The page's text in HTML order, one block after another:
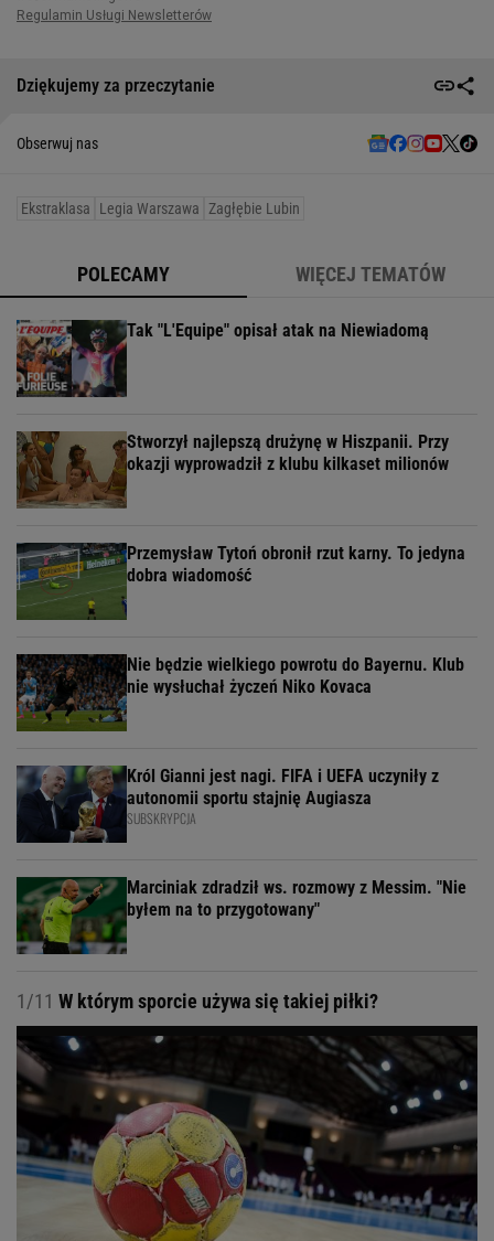
Dziękujemy za przeczytanie
Obserwuj nas
Ekstraklasa Legia Warszawa Zagłębie Lubin
POLECAMY WIĘCEJ TEMATÓW
Tak "L'Equipe" opisał atak na Niewiadomą
Stworzył najlepszą drużynę w Hiszpanii. Przy
okazji wyprowadził z klubu kilkaset milionów
Przemysław Tytoń obronił rzut karny. To jedyna
dobra wiadomość
Nie będzie wielkiego powrotu do Bayernu. Klub
nie wysłuchał życzeń Niko Kovaca
Król Gianni jest nagi. FIFA i UEFA uczyniły z
autonomii sportu stajnię Augiasza
SUBSKRYPCJA
Marciniak zdradził ws. rozmowy z Messim. "Nie
byłem na to przygotowany"
1/11 W którym sporcie używa się takiej piłki?